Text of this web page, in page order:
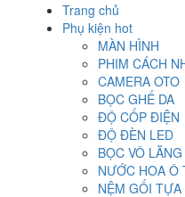
Trang chủ
Phụ kiện hot
MÀN HÌNH
PHIM CÁCH
CAMERA OTO
BỌC GHẾ DA
ĐỘ CỐP ĐIỆN
ĐỘ ĐÈN LED
BỌC VÔ LĂNG
NƯỚC HOA Ô
NỆM GỐI TỰA